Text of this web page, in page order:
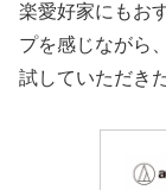
楽愛好家にもお
プを感じながら
試していただき